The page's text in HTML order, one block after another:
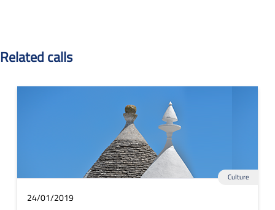
Related calls
Culture
24/01/2019